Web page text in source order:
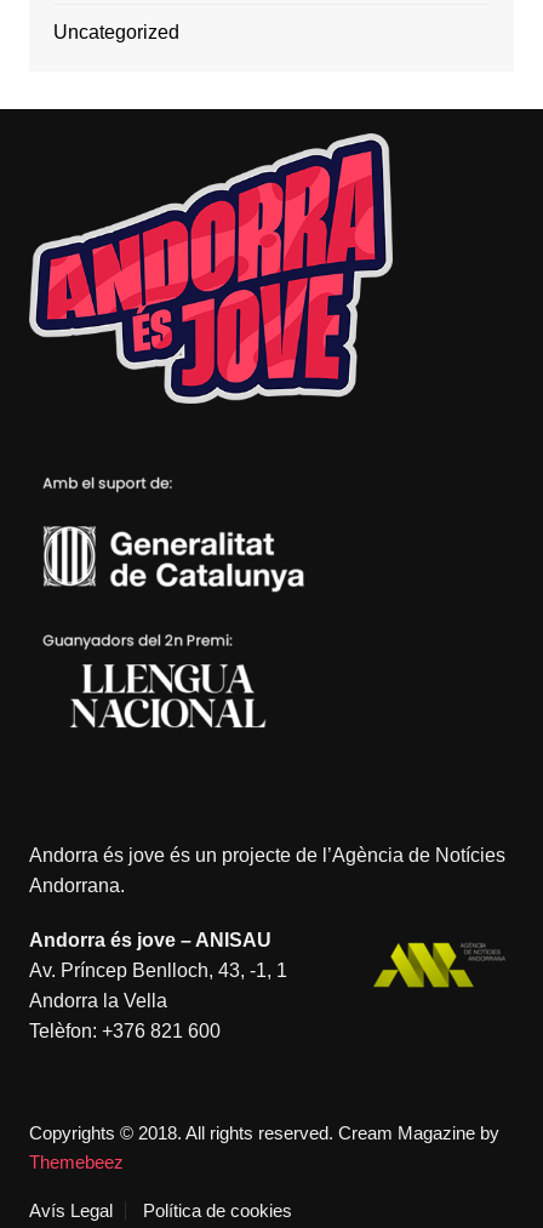
Uncategorized
Andorra és jove és un projecte de l’Agència de Notícies
Andorrana.
Andorra és jove – ANISAU
Av. Príncep Benlloch, 43, -1, 1
Andorra la Vella
Telèfon: +376 821 600
Copyrights © 2018. All rights reserved. Cream Magazine by
Themebeez
Avís Legal Política de cookies